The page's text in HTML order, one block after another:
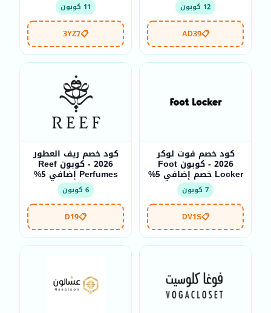
12 كوبون
📋
AD39
11 كوبون
📋
3YZ7
كود خصم فوت لوكر
2026 - كوبون Foot
Locker خصم إضافي 5%
7 كوبون
📋
DV1S
كود خصم ريف العطور
2026 - كوبون Reef
Perfumes إضافي 5%
6 كوبون
📋
D19